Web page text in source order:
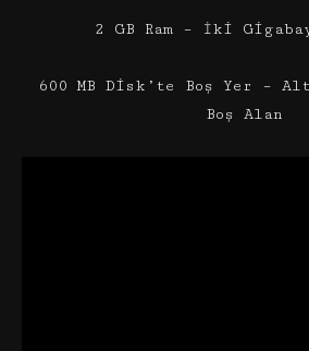
2 GB Ram – İki
600 MB Disk’te Boş Yer –
Boş Alan